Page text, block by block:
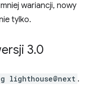
wariancji, nowy
tylko.
3.0
lighthouse@next .